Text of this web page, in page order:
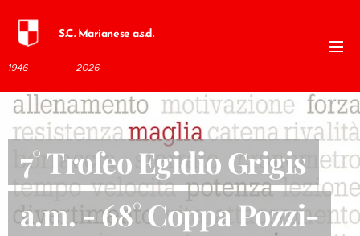
S.C. Marianese a.s.d.
1946 2026
7° Trofeo Egidio Grigis
a.m. - 68° Coppa Pozzi-